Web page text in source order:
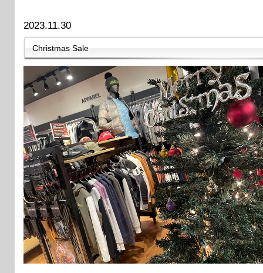
2023.11.30
Christmas Sale